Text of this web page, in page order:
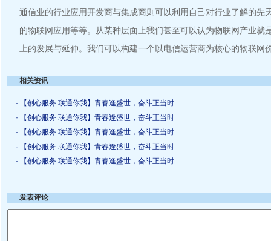
通信业的行业应用开发商与集成商则可以利用自己对行业了解的先
的物联网应用等等。从某种层面上我们甚至可以认为物联网产业就
上的发展与延伸。我们可以构建一个以电信运营商为核心的物联网
相关资讯
· 【创心服务 联通你我】青春逢盛世，奋斗正当时
· 【创心服务 联通你我】青春逢盛世，奋斗正当时
· 【创心服务 联通你我】青春逢盛世，奋斗正当时
· 【创心服务 联通你我】青春逢盛世，奋斗正当时
· 【创心服务 联通你我】青春逢盛世，奋斗正当时
发表评论